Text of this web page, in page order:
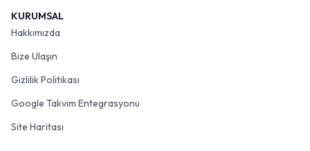
KURUMSAL
Hakkımızda
Bize Ulaşın
Gizlilik Politikası
Google Takvim Entegrasyonu
Site Haritası